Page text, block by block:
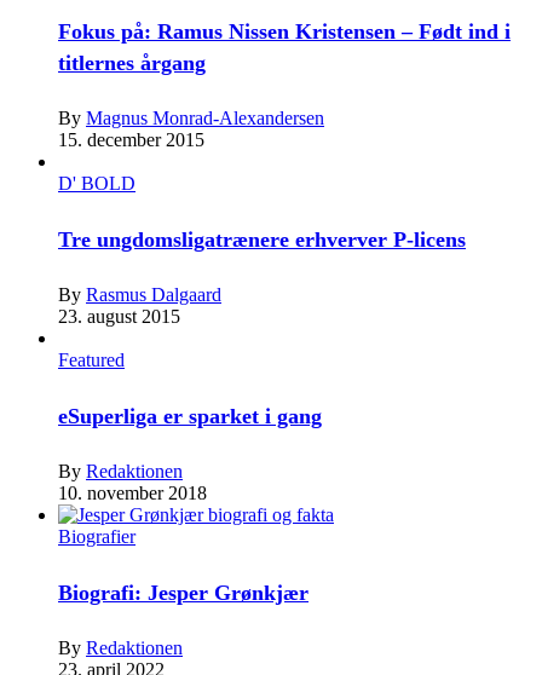
Fokus på: Ramus Nissen Kristensen – Født ind i
titlernes årgang
By Magnus Monrad-Alexandersen
15. december 2015
D' BOLD
Tre ungdomsligatrænere erhverver P-licens
By Rasmus Dalgaard
23. august 2015
Featured
eSuperliga er sparket i gang
By Redaktionen
10. november 2018
Biografier
Biografi: Jesper Grønkjær
By Redaktionen
23. april 2022